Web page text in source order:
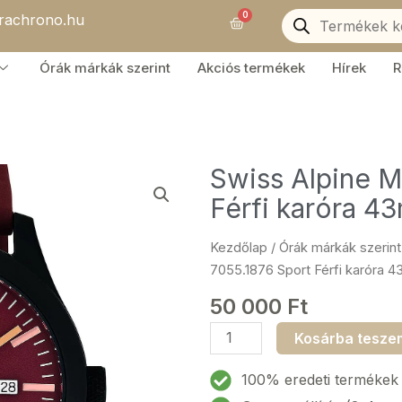
0Kosár
Products
search
Órák márkák szerint Akciós termékek Hírek
Swiss Alpine
Férfi karóra
Kezdőlap / Órák márkák szerint
7055.1876 Sport Férfi karóra
50 000 Ft
Swiss
Alpine
Military
Kosárba
100% eredeti termékek